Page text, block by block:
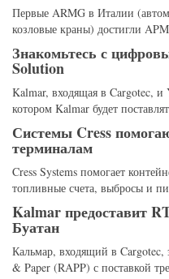
Первые ARMG в Италии
козловые краны) достигли
Знакомьтесь с
Solution
Kalmar, входящая в Cargotec, и
котором Kalmar будет
Системы Cress
терминалам
Cress Systems помогает
топливные счета, выбросы и
Kalmar предоставит
Буатан
Кальмар, входящий в Cargotec,
& Paper (RAPP) с поставкой